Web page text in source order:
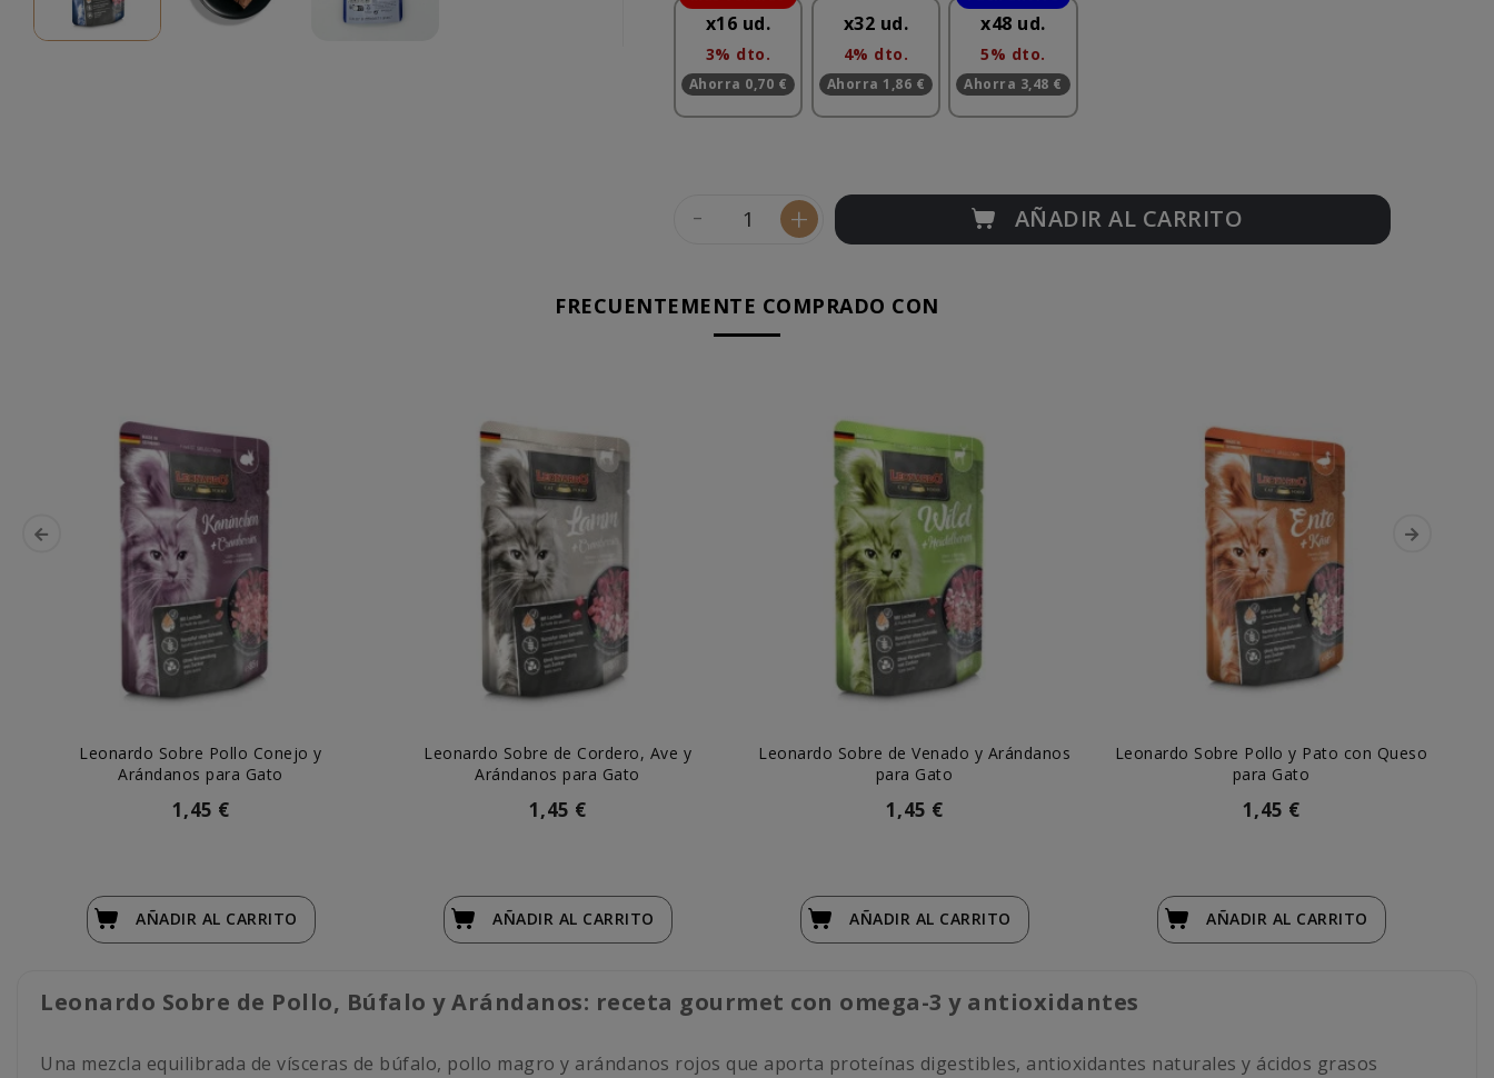
x16 ud.
3% dto.
Ahorra 0,70 €
x32 ud.
4% dto.
Ahorra 1,86 €
x48 ud.
5% dto.
Ahorra 3,48 €
- + AÑADIR AL CARRITO
FRECUENTEMENTE COMPRADO CON
Leonardo Sobre Pollo Conejo y
Arándanos para Gato
1,45 €
AÑADIR AL CARRITO
Leonardo Sobre de Cordero, Ave y
Arándanos para Gato
1,45 €
AÑADIR AL CARRITO
Leonardo Sobre de Venado y Arándanos
para Gato
1,45 €
AÑADIR AL CARRITO
Leonardo Sobre Pollo y Pato con Queso
para Gato
1,45 €
AÑADIR AL CARRITO
Leonardo Sobre de Pollo, Búfalo y Arándanos: receta gourmet con omega-3 y antioxidantes
Una mezcla equilibrada de vísceras de búfalo, pollo magro y arándanos rojos que aporta proteínas digestibles, antioxidantes naturales y ácidos grasos